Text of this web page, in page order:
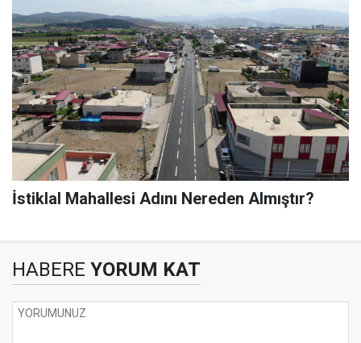
İstiklal Mahallesi Adını Nereden Almıştır?
HABERE YORUM KAT